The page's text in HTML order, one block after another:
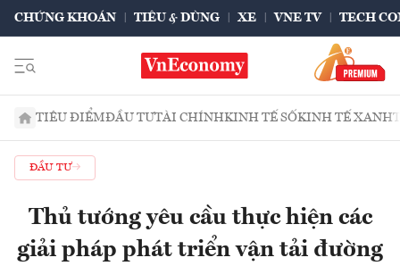
CHỨNG KHOÁN TIÊU & DÙNG XE VNE TV TECH
TIÊU ĐIỂMĐẦU TƯTÀI CHÍNHKINH TẾ SỐKINH TẾ XANH
ĐẦU TƯ
Thủ tướng yêu cầu thực hiện các
giải pháp phát triển vận tải đường